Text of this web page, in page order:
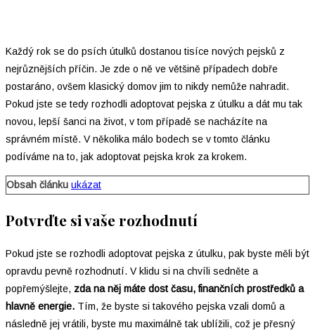
Každý rok se do psích útulků dostanou tisíce nových pejsků z
nejrůznějších příčin. Je zde o ně ve většině případech dobře
postaráno, ovšem klasický domov jim to nikdy nemůže nahradit.
Pokud jste se tedy rozhodli adoptovat pejska z útulku a dát mu tak
novou, lepší šanci na život, v tom případě se nacházíte na
správném místě. V několika málo bodech se v tomto článku
podíváme na to, jak adoptovat pejska krok za krokem.
Obsah článku ukázat
Potvrďte si vaše rozhodnutí
Pokud jste se rozhodli adoptovat pejska z útulku, pak byste měli být
opravdu pevně rozhodnutí. V klidu si na chvíli sedněte a
popřemýšlejte, zda na něj máte dost času, finančních prostředků a
hlavně energie. Tím, že byste si takového pejska vzali domů a
následně jej vrátili, byste mu maximálně tak ublížili, což je přesný